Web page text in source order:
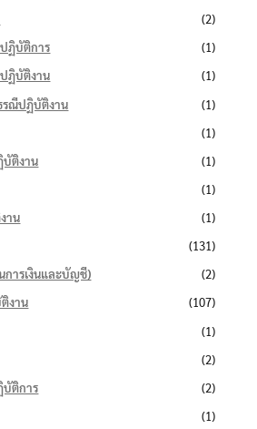
(2)
ฏิบัติการ
(1)
ฏิบัติงาน
(1)
รณีปฏิบัติงาน
(1)
(1)
บัติงาน
(1)
(1)
าน
(1)
(131)
การเงินและบัญชี)
(2)
งาน
(107)
(1)
(2)
บัติการ
(2)
(1)